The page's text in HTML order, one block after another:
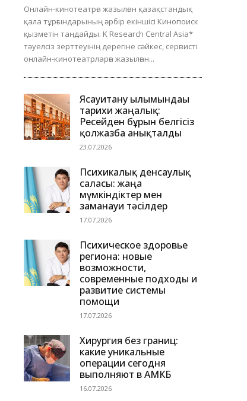
Онлайн-кинотеатрға жазылған қазақстандық
қала тұрғындарының әрбір екіншісі Кинопоиск
қызметін таңдайды. K Research Central Asia*
тәуелсіз зерттеуінің дерегіне сәйкес, сервисті
онлайн-кинотеатрларға жазылған...
Ясауитану ғылымындағы
тарихи жаңалық:
Ресейден бұрын белгісіз
қолжазба анықталды
23.07.2026
Психикалық денсаулық
саласы: жаңа
мүмкіндіктер мен
заманауи тәсілдер
17.07.2026
Психическое здоровье
региона: новые
возможности,
современные подходы и
развитие системы
помощи
17.07.2026
Хирургия без границ:
какие уникальные
операции сегодня
выполняют в АМКБ
16.07.2026